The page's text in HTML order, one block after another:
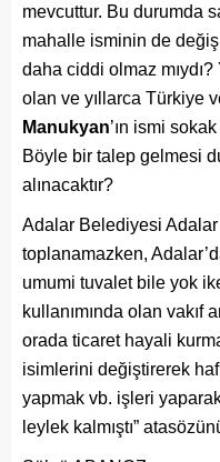
mevcuttur. Bu durumda
mahalle isminin de
daha ciddi olmaz
olan ve yıllarca Türkiye
Manukyan’ın ismi
Böyle bir talep gelmesi
alınacaktır?
Adalar Belediyesi
toplanamazken,
umumi tuvalet bile yok
kullanımında olan vakıf
orada ticaret hayali
isimlerini değiştirerek
yapmak vb. işleri
leylek kalmıştı”